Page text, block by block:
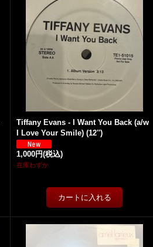
Tiffany Evans - I Want You Back (a/w
I Love Your Smile) (12'')
1,000円(税込)
在庫わずか